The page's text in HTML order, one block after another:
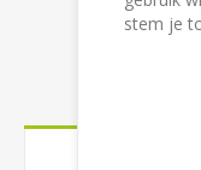
stem je